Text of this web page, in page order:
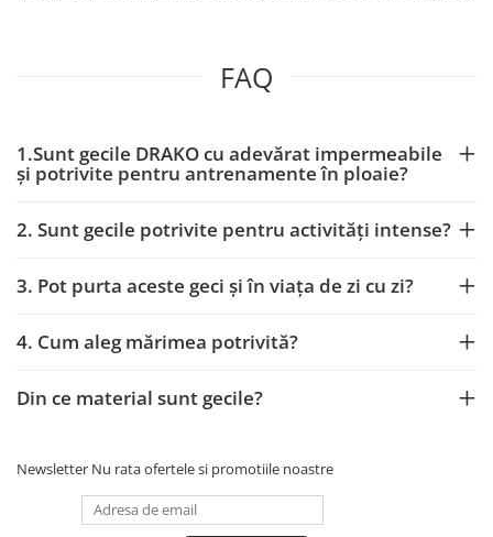
FAQ
1.Sunt gecile DRAKO cu adevărat impermeabile
și potrivite pentru antrenamente în ploaie?
2. Sunt gecile potrivite pentru activități intense?
3. Pot purta aceste geci și în viața de zi cu zi?
4. Cum aleg mărimea potrivită?
Din ce material sunt gecile?
Newsletter Nu rata ofertele si promotiile noastre